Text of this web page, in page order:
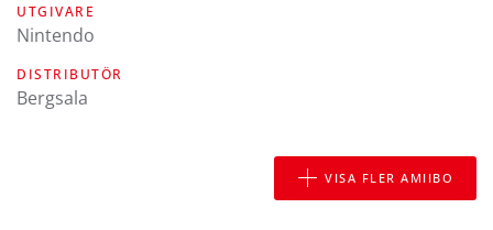
UTGIVARE
Nintendo
DISTRIBUTÖR
Bergsala
VISA FLER AMIIBO